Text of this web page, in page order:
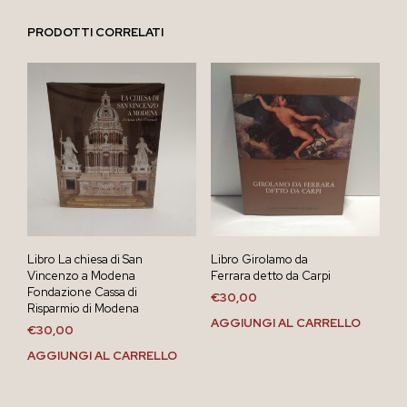
PRODOTTI CORRELATI
Libro La chiesa di San
Vincenzo a Modena
Fondazione Cassa di
Risparmio di Modena
€30,00
AGGIUNGI AL CARRELLO
Libro Girolamo da
Ferrara detto da Carpi
€30,00
AGGIUNGI AL CARRELLO